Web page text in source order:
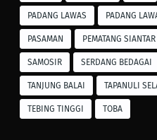
PADANG LAWAS PADANG
PASAMAN PEMATANG SIANTAR
SAMOSIR SERDANG BEDAGAI
TANJUNG BALAI TAPANULI
TEBING TINGGI TOBA